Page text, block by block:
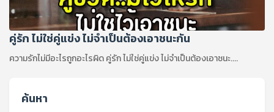
คู่รัก ไม่ใช่คู่แข่ง ไม่จำเป็นต้องเอาชนะกัน
ความรักไม่มีอะไรถูกอะไรผิด คู่รัก ไม่ใช่คู่แข่ง ไม่จำเป็นต้องเอาชนะ....
ค้นหา